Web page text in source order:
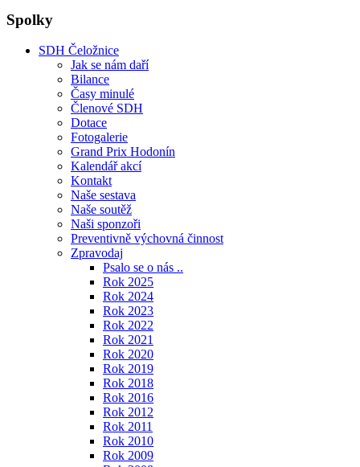
Spolky
SDH Čeložnice
Jak se nám daří
Bilance
Časy minulé
Členové SDH
Dotace
Fotogalerie
Grand Prix Hodonín
Kalendář akcí
Kontakt
Naše sestava
Naše soutěž
Naši sponzoři
Preventivně výchovná činnost
Zpravodaj
Psalo se o nás ..
Rok 2025
Rok 2024
Rok 2023
Rok 2022
Rok 2021
Rok 2020
Rok 2019
Rok 2018
Rok 2016
Rok 2012
Rok 2011
Rok 2010
Rok 2009